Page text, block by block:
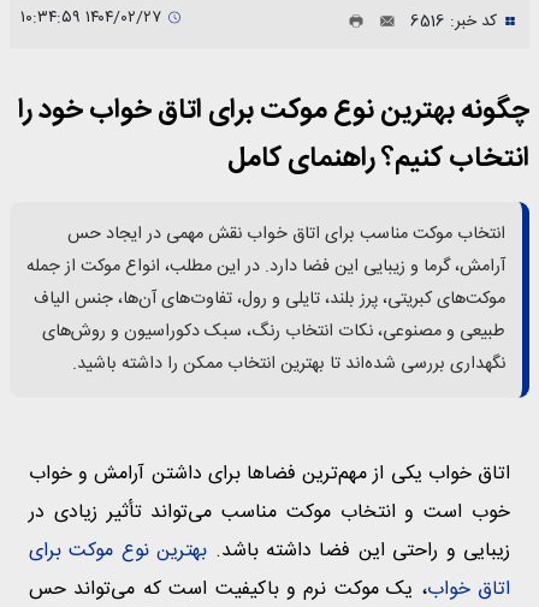
کد خبر: 6516
چگونه بهترین نوع موکت برای اتاق خواب خود را
انتخاب کنیم؟ راهنمای کامل
انتخاب موکت مناسب برای اتاق خواب نقش مهمی در ایجاد حس
آرامش، گرما و زیبایی این فضا دارد. در این مطلب، انواع موکت از جمله
موکت‌های کبریتی، پرز بلند، تایلی و رول، تفاوت‌های آن‌ها، جنس الیاف
طبیعی و مصنوعی، نکات انتخاب رنگ، سبک دکوراسیون و روش‌های
نگهداری بررسی شده‌اند تا بهترین انتخاب ممکن را داشته باشید.
اتاق‌ خواب یکی از مهم‌ترین فضاها برای داشتن آرامش و خواب
خوب است و انتخاب موکت مناسب می‌تواند تأثیر زیادی در
زیبایی و راحتی این فضا داشته باشد. بهترین نوع موکت برای
اتاق خواب، یک موکت نرم و باکیفیت است که می‌تواند حس